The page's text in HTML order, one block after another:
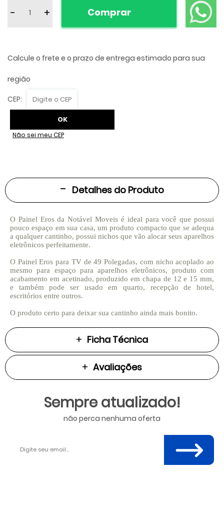
- + Comprar
Não sei meu CEP
Detalhes do Produto
O Painel Eros da Notável Moveis é ideal para você que possui
pouco espaço em sua casa, um produto compacto que se adequa
a qualquer cantinho, possui nichos que vão alocar seus aparelhos
eletrônicos perfeitamente.
O Painel Eros para TV de 49 Polegadas, com nicho acoplado ao
mesmo para espaço para aparelhos eletrônicos, produto com
acabamento em acetinado, produzido em chapa de 12 e 15 mm,
e também pode ser usado em quarto, recepção de hotel,
escritórios entre outros.
O produto certo para deixar sua cantinho ainda mais bonito.
Ficha Técnica
Avaliações
Sempre atualizado!
não perca nenhuma oferta